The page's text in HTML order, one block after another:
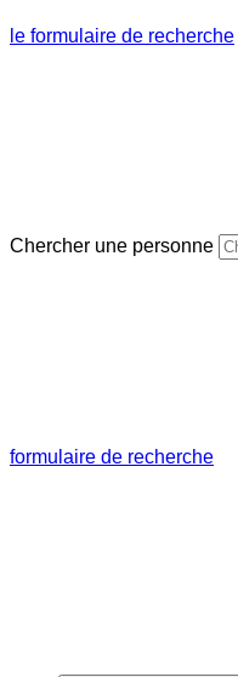
le formulaire de recherche
Chercher une personne
formulaire de recherche